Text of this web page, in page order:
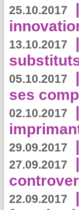
25.10.2017 |
13.10.2017 |
05.10.2017 |
ses
02.10.2017 |
29.09.2017 |
27.09.2017 |
22.09.2017 |